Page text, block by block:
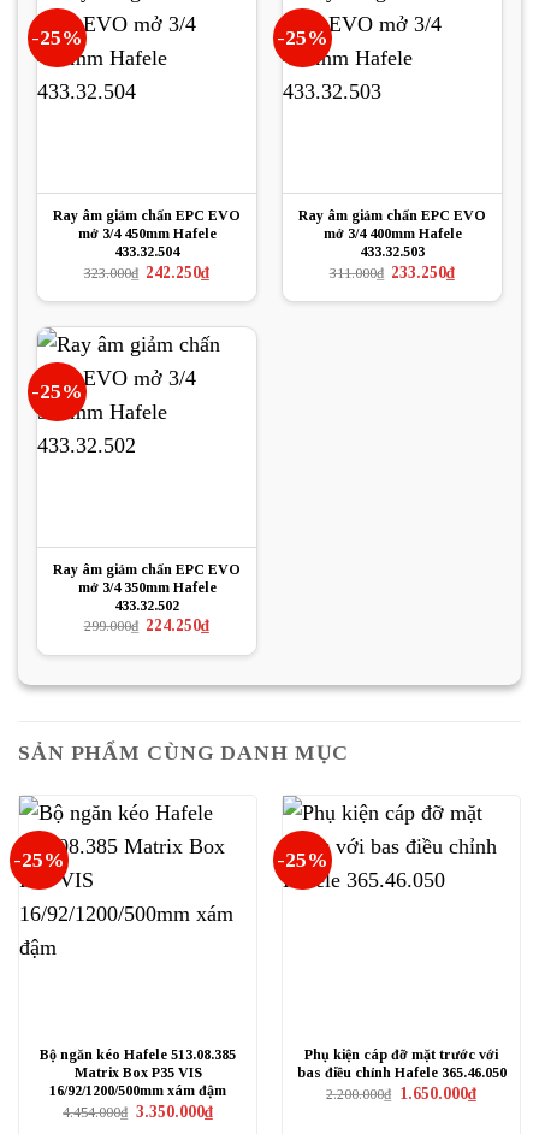
-25%
Ray âm giảm chấn EPC EVO
mở 3/4 450mm Hafele
433.32.504
323.000₫ Giá
là:
242.250₫Giá
hiện
tại
242.250₫.
-25%
Ray âm giảm chấn EPC EVO
mở 3/4 400mm Hafele
433.32.503
311.000₫ Giá
là:
233.250₫Giá
hiện
tại
-25%
Ray âm giảm chấn EPC EVO
mở 3/4 350mm Hafele
433.32.502
299.000₫ Giá
là:
224.250₫Giá
hiện
tại
224.250₫.
SẢN PHẨM CÙNG DANH MỤC
-25%
Bộ ngăn kéo Hafele 513.08.385
Matrix Box P35 VIS
16/92/1200/500mm xám đậm
4.454.000₫ Giá
3.350.000₫Giá
hiện
-25%
Phụ kiện cáp đỡ mặt trước với
bas điều chỉnh Hafele 365.46.050
2.200.000₫ Giá
1.650.000₫Giá
hiện